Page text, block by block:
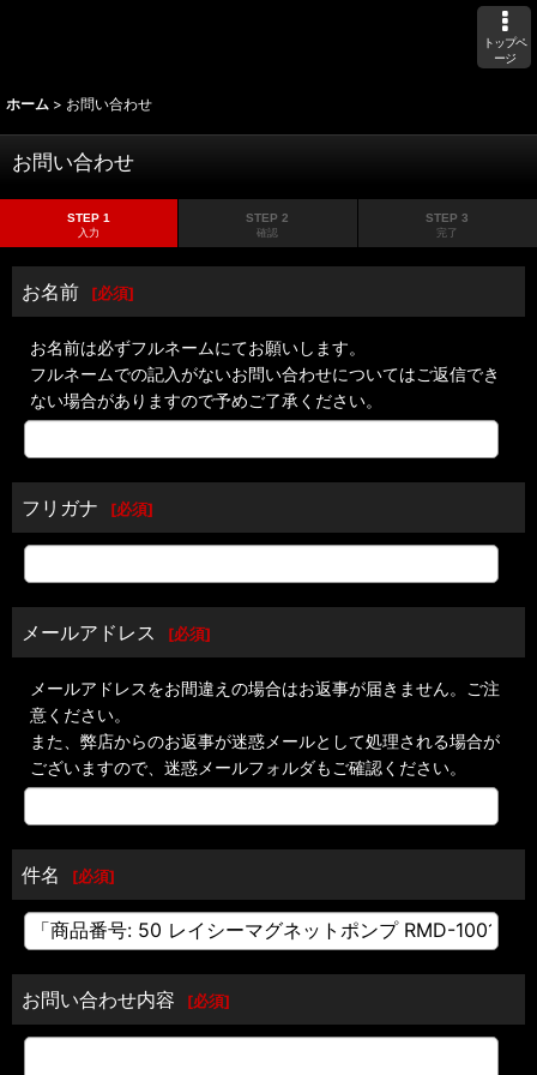
トップペ
ージ
ホーム > お問い合わせ
お問い合わせ
STEP 1
入力
STEP 2
確認
STEP 3
完了
お名前 [必須]
お名前は必ずフルネームにてお願いします。
フルネームでの記入がないお問い合わせについてはご返信でき
ない場合がありますので予めご了承ください。
フリガナ [必須]
メールアドレス [必須]
メールアドレスをお間違えの場合はお返事が届きません。ご注
意ください。
また、弊店からのお返事が迷惑メールとして処理される場合が
ございますので、迷惑メールフォルダもご確認ください。
件名 [必須]
お問い合わせ内容 [必須]